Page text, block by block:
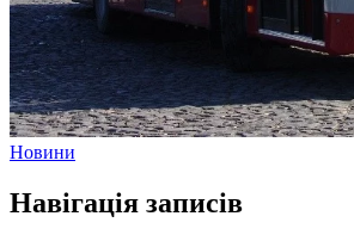
Новини
Навігація записів